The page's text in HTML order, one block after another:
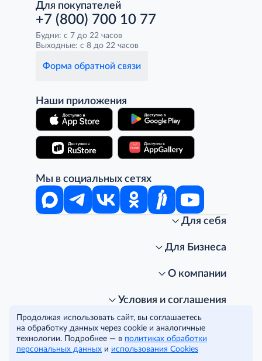
Для покупателей
+7 (800) 700 10 77
Будни: с 7 до 22 часов
Выходные: с 8 до 22 часов
Форма обратной связи
Наши приложения
Мы в социальных сетях
Для себя
Стань клиентом METRO
Подарочные карты. Активация и баланс
Часто задаваемые вопросы
METRO AG
Как читать ценники?
Для Бизнеса
Для магазинов
Для офисов и предприятий
Рекламодателям
Поставщикам
О компании
Программа METRO Potentials
Торговые центры
Собственные бренды
Условия и соглашения
Политика конфиденциальности
Правовая информация
Условия соглашения
Cookies
© METRO Cash and Carry Russia, 2026
Читать полностью
Продолжая использовать сайт, вы соглашаетесь
на обработку данных через cookie и аналогичные
технологии. Подробнее — в политиках обработки
персональных данных и использования Cookies